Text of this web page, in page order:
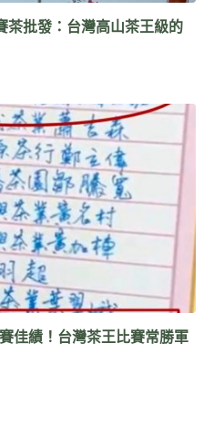
批發：台灣高山茶王級的
佳績！台灣茶王比賽常勝軍